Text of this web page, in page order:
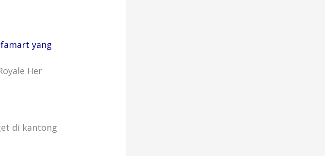
yang
Her
di kantong